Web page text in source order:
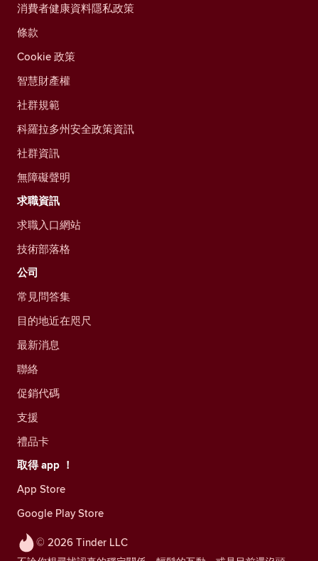
© 2026 Tinder LLC
消費者健康資料隱私政策
條款
Cookie 政策
智慧財產權
社群規範
科羅拉多州安全政策資訊
社群資訊
無障礙聲明
求職資訊
求職入口網站
技術部落格
公司
常見問答集
目的地近在咫尺
最新消息
聯絡
促銷代碼
支援
禮品卡
取得 app ！
App Store
Google Play Store